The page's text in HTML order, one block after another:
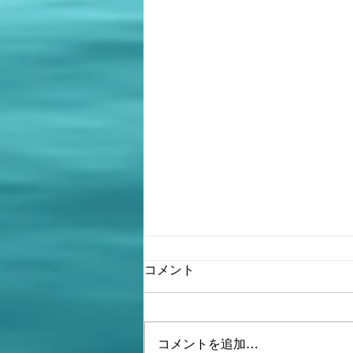
新ホムペアドレス
以下、ブルームーン 新サイトア
コメント
コメントを追加…